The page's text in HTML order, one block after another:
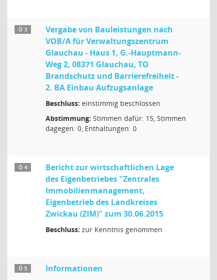
Ö 3
Vergabe von Bauleistungen nach
VOB/A für Verwaltungszentrum
Glauchau - Haus 1, G.-Hauptmann-
Weg 2, 08371 Glauchau, TO
Brandschutz und Barrierefreiheit -
2. BA Einbau Aufzugsanlage
Beschluss: einstimmig beschlossen
Abstimmung: Stimmen dafür: 15, Stimmen
dagegen: 0, Enthaltungen: 0
Ö 4
Bericht zur wirtschaftlichen Lage
des Eigenbetriebes "Zentrales
Immobilienmanagement,
Eigenbetrieb des Landkreises
Zwickau (ZIM)" zum 30.06.2015
Beschluss: zur Kenntnis genommen
Ö 5 Informationen